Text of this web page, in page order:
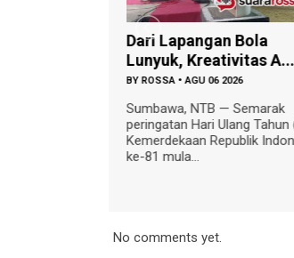
Dari Lapangan Bola
Lunyuk, Kreativitas A...
BY ROSSA •AGU 06 2026
Sumbawa, NTB — Semarak
peringatan Hari Ulang Tahun
Kemerdekaan Republik
ke-81 mula...
No comments yet.